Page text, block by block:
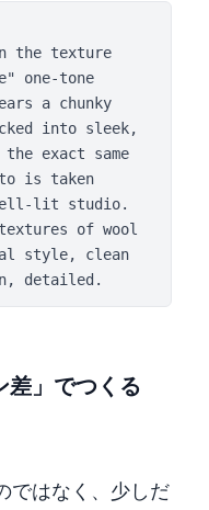
the texture
one-tone
a chunky
into sleek,
exact same
is taken
lit studio.
of wool
style, clean
detailed.
差」でつくる
ではなく、少しだ